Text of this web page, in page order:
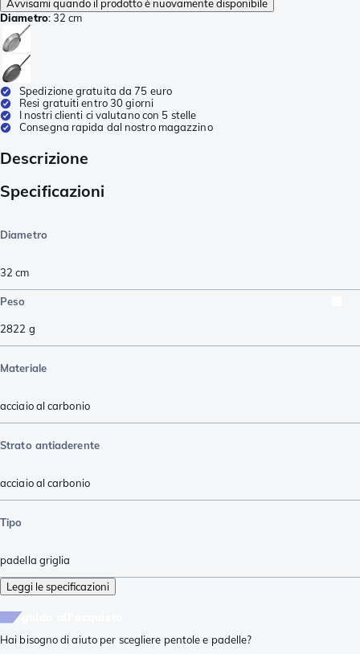
Avvisami quando il prodotto è nuovamente disponibile
Diametro:32 cm
Spedizione gratuita da 75 euro
Resi gratuiti entro 30 giorni
I nostri clienti ci valutano con 5 stelle
Consegna rapida dal nostro magazzino
Descrizione
Specificazioni
Diametro
32 cm
Peso
2822 g
Materiale
acciaio al carbonio
Strato antiaderente
acciaio al carbonio
Tipo
padella griglia
Leggi le specificazioni
Hai bisogno di aiuto per scegliere pentole e padelle?